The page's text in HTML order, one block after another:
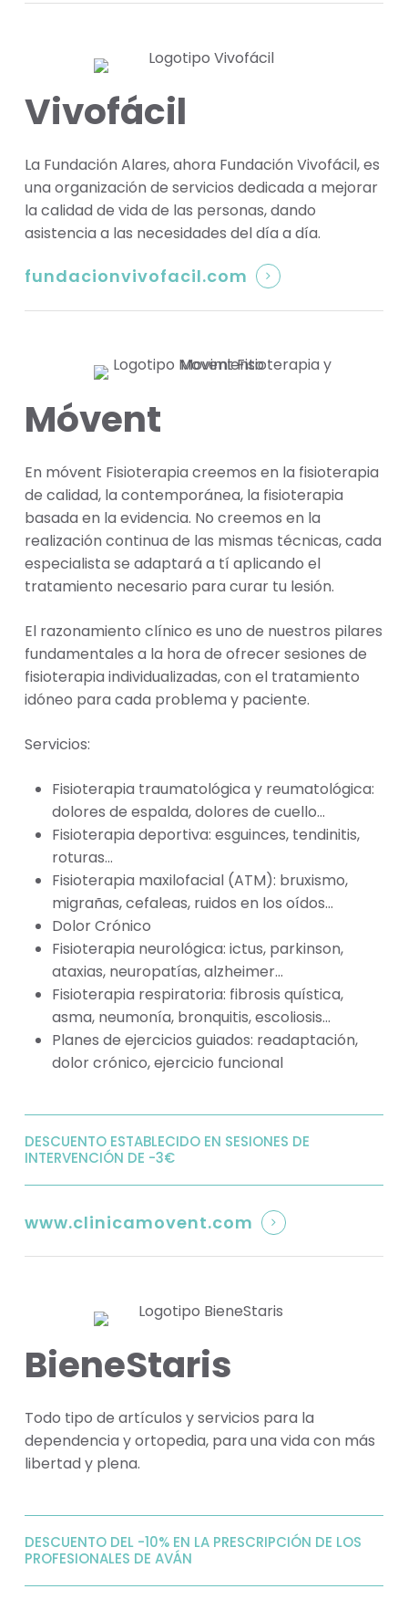
Vivofácil
La Fundación Alares, ahora Fundación Vivofácil, es
una organización de servicios dedicada a mejorar
la calidad de vida de las personas, dando
asistencia a las necesidades del día a día.
fundacionvivofacil.com
Móvent
En móvent Fisioterapia creemos en la fisioterapia
de calidad, la contemporánea, la fisioterapia
basada en la evidencia. No creemos en la
realización continua de las mismas técnicas, cada
especialista se adaptará a tí aplicando el
tratamiento necesario para curar tu lesión.
El razonamiento clínico es uno de nuestros pilares
fundamentales a la hora de ofrecer sesiones de
fisioterapia individualizadas, con el tratamiento
idóneo para cada problema y paciente.
Servicios:
Fisioterapia traumatológica y reumatológica:
dolores de espalda, dolores de cuello…
Fisioterapia deportiva: esguinces, tendinitis,
roturas…
Fisioterapia maxilofacial (ATM): bruxismo,
migrañas, cefaleas, ruidos en los oídos…
Dolor Crónico
Fisioterapia neurológica: ictus, parkinson,
ataxias, neuropatías, alzheimer…
Fisioterapia respiratoria: fibrosis quística,
asma, neumonía, bronquitis, escoliosis…
Planes de ejercicios guiados: readaptación,
dolor crónico, ejercicio funcional
DESCUENTO ESTABLECIDO EN SESIONES DE
INTERVENCIÓN DE -3€
www.clinicamovent.com
BieneStaris
Todo tipo de artículos y servicios para la
dependencia y ortopedia, para una vida con más
libertad y plena.
DESCUENTO DEL -10% EN LA PRESCRIPCIÓN DE LOS
PROFESIONALES DE AVÁN